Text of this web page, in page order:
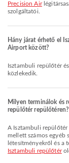
Precision Air
szolgáltatói.
Hány járat érhető el
Airport között?
Isztambuli repülőtér és Julius Nyerere International Airport között 1 járat
közlekedik.
Milyen terminálok és
repülőtér repülőtéren?
A Isztambuli repülőtér Imaterem, Dohányzó terület, Banki szolgáltatás/ATM
mellett számos egyéb
létesítményekről és a
Isztambuli repülőtér